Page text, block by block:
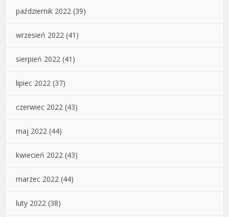
październik 2022 (39)
wrzesień 2022 (41)
sierpień 2022 (41)
lipiec 2022 (37)
czerwiec 2022 (43)
maj 2022 (44)
kwiecień 2022 (43)
marzec 2022 (44)
luty 2022 (38)